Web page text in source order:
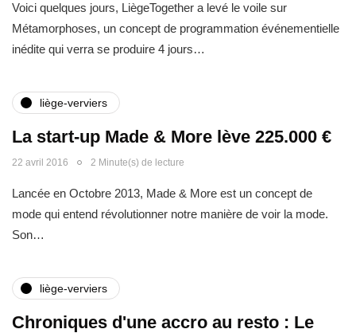
Voici quelques jours, LiègeTogether a levé le voile sur
Métamorphoses, un concept de programmation événementielle
inédite qui verra se produire 4 jours…
liège-verviers
La start-up Made & More lève 225.000 €
22 avril 2016 2 Minute(s) de lecture
Lancée en Octobre 2013, Made & More est un concept de
mode qui entend révolutionner notre manière de voir la mode.
Son…
liège-verviers
Chroniques d'une accro au resto : Le